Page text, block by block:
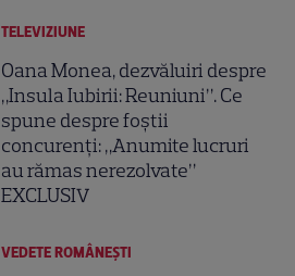
TELEVIZIUNE
Oana Monea, dezvăluiri despre
„Insula Iubirii: Reuniuni”. Ce
spune despre foștii
concurenți: „Anumite lucruri
au rămas nerezolvate”
EXCLUSIV
VEDETE ROMÂNEŞTI